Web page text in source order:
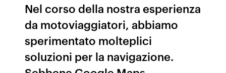
Nel corso della nostra esperienza
da motoviaggiatori, abbiamo
sperimentato molteplici
soluzioni per la navigazione.